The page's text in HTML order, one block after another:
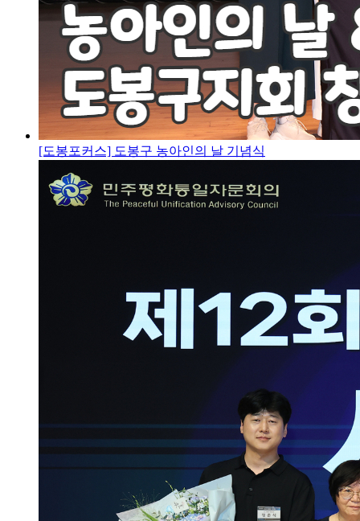
[도봉포커스] 도봉구 농아인의 날 기념식